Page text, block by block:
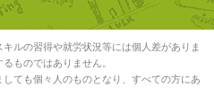
ルの習得や就労状況等には個人差がありま
ものではありません。
ても個々人のものとなり、すべての方にあ